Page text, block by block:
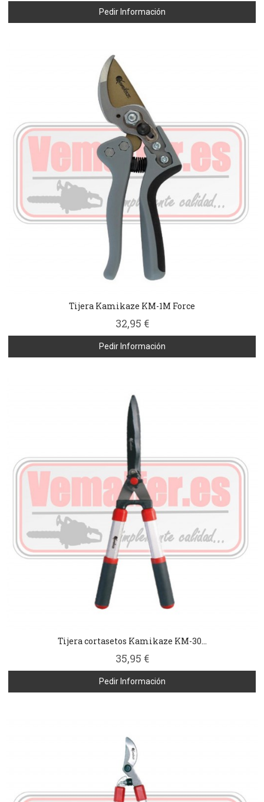
Pedir Información
Tijera Kamikaze KM-1M Force
32,95 €
Pedir Información
Tijera cortasetos Kamikaze KM-30...
35,95 €
Pedir Información